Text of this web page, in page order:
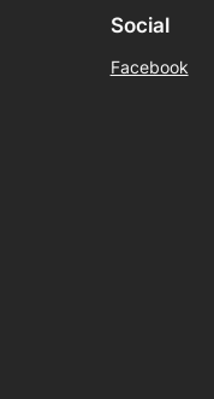
Social
Facebook